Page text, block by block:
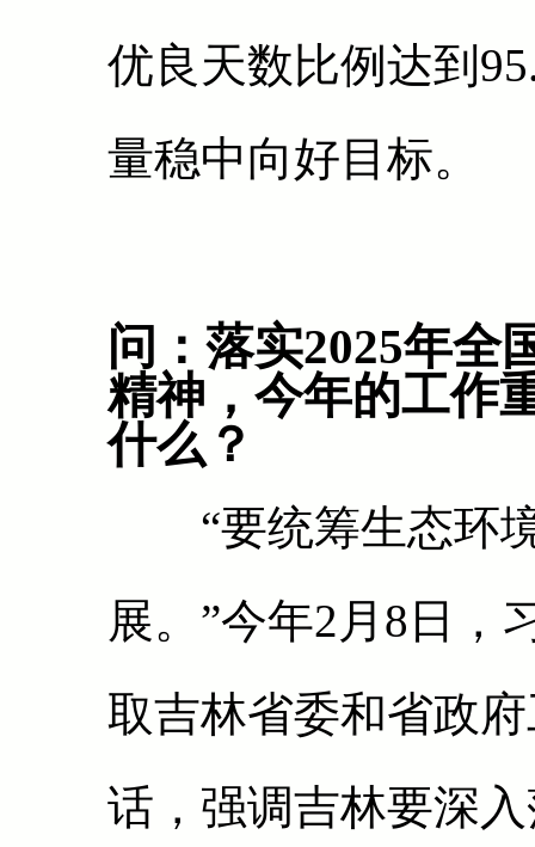
优良天数比例达到
量稳中向好目标。
问：落实2025年全
精神，今年的工作
什么？
“要统筹生态环境
展。”今年2月8日，
取吉林省委和省政
话，强调吉林要深